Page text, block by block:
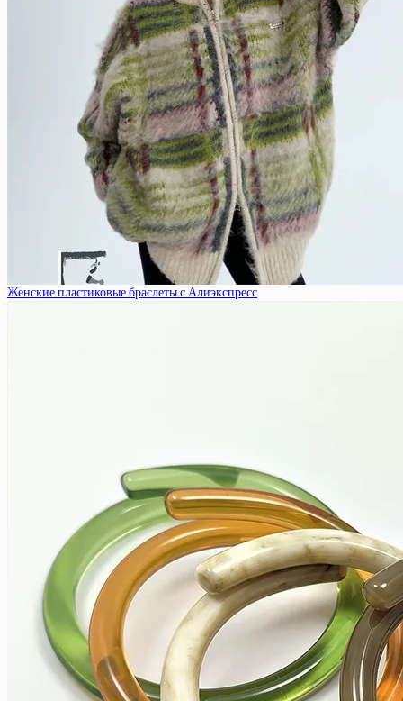
Женские пластиковые браслеты с Алиэкспресс